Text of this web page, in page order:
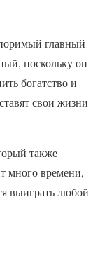
главный
поскольку он
богатство и
свои жизни
также
много времени,
выиграть любой